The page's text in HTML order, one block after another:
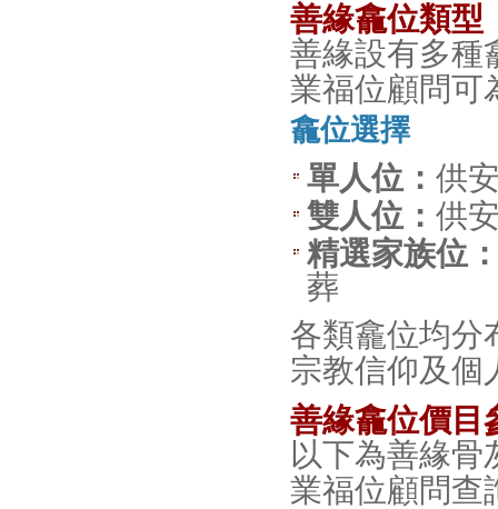
善緣龕位類型
善緣設有多種
業福位顧問可
龕位選擇
單人位： 供
雙人位： 供
精選家族位
葬
各類龕位均分
宗教信仰及個
善緣龕位價目
以下為善緣
業福位顧問查